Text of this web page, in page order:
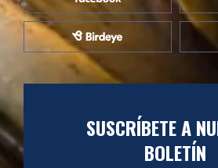
SUSCRÍBETE A
BOLETÍN